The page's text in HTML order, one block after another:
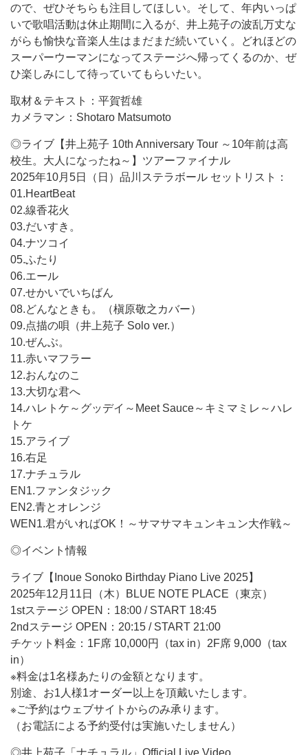
ので、ぜひそちらも注目してほしい。そして、年内いっぱ
いで歌唱活動は休止期間に入るが、井上苑子の波乱万丈な
がらも愉快な音楽人生はまだまだ続いていく。どれほどの
スーパーウーマンになってステージへ帰ってくるのか、ぜ
ひ楽しみにして待っていてもらいたい。
取材＆テキスト：平賀哲雄
カメラマン：Shotaro Matsumoto
◎ライブ【井上苑子 10th Anniversary Tour ～10年前は高
校生。大人になったね～】ツアーファイナル
2025年10月5日（日）品川ステラボール セットリスト：
01.HeartBeat
02.線香花火
03.だいすき。
04.ナツコイ
05.ふたり
06.エール
07.せかいでいちばん
08.どんなときも。（槇原敬之カバー）
09.点描の唄（井上苑子 Solo ver.）
10.ぜんぶ。
11.赤いマフラー
12.おんなのこ
13.大切な君へ
14.ハレトケ～グッデイ～Meet Sauce～キミマミレ～ハレ
トケ
15.アライブ
16.右足
17.ナチュラル
EN1.ファンタジック
EN2.青とオレンジ
WEN1.君がいればOK！～サマサマキュンキュン大作戦～
◎イベント情報
ライブ【Inoue Sonoko Birthday Piano Live 2025】
2025年12月11日（木）BLUE NOTE PLACE（東京）
1stステージ OPEN：18:00 / START 18:45
2ndステージ OPEN：20:15 / START 21:00
チケット料金：1F席 10,000円（tax in）2F席 9,000（tax
in）
※料金は1名様あたりの金額となります。
別途、お1人様1オーダー以上を頂戴いたします。
※ご予約はウェブサイトからのみ承ります。
（お電話による予約受付は実施いたしません）
◎井上苑子「ナチュラル」Official Live Video